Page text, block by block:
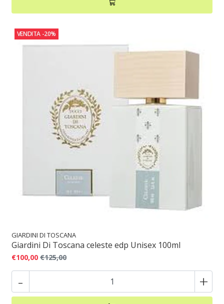
VENDITA -20%
GIARDINI DI TOSCANA
Giardini Di Toscana celeste edp Unisex 100ml
€100,00 €125,00
- +